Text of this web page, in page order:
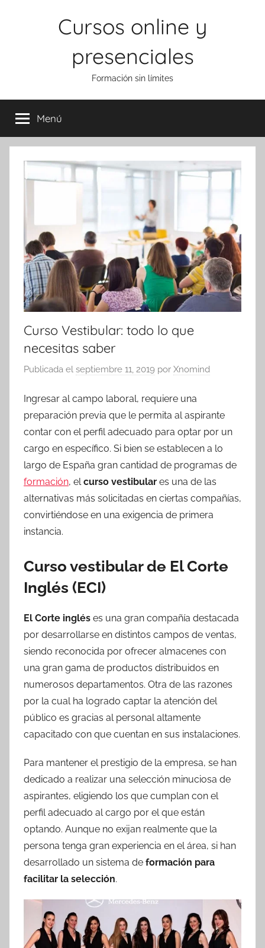
Cursos online y
presenciales
Formación sin límites
Menú
Curso Vestibular: todo lo que
necesitas saber
Publicada el septiembre 11, 2019 por Xnomind
Ingresar al campo laboral, requiere una
preparación previa que le permita al aspirante
contar con el perfil adecuado para optar por un
cargo en específico. Si bien se establecen a lo
largo de España gran cantidad de programas de
formación, elcurso vestibular es una de las
alternativas más solicitadas en ciertas compañías,
convirtiéndose en una exigencia de primera
instancia.
Curso vestibular de El Corte
Inglés (ECI)
El Corte inglés es una gran compañía destacada
por desarrollarse en distintos campos de ventas,
siendo reconocida por ofrecer almacenes con
una gran gama de productos distribuidos en
numerosos departamentos. Otra de las razones
por la cual ha logrado captar la atención del
público es gracias al personal altamente
capacitado con que cuentan en sus instalaciones.
Para mantener el prestigio de la empresa, se han
dedicado a realizar una selección minuciosa de
aspirantes, eligiendo los que cumplan con el
perfil adecuado al cargo por el que están
optando. Aunque no exijan realmente que la
persona tenga gran experiencia en el área, si han
desarrollado un sistema de formación para
facilitar la selección.